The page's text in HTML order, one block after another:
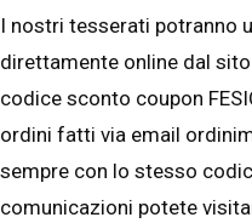
I nostri tesserati potranno
direttamente online dal
codice sconto coupon
ordini fatti via email
sempre con lo stesso
comunicazioni potete